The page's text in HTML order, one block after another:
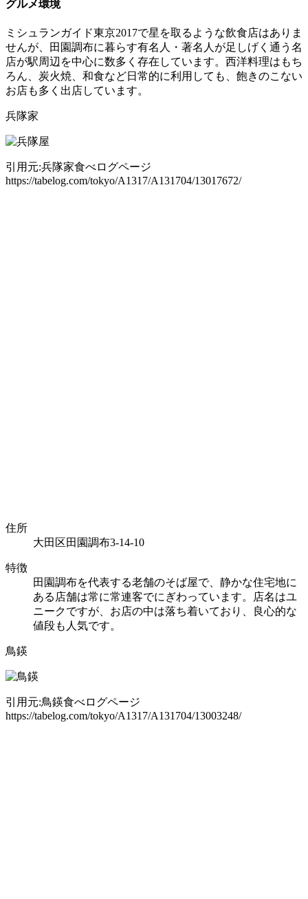
グルメ環境
ミシュランガイド東京2017で星を取るような飲食店はありま
せんが、田園調布に暮らす有名人・著名人が足しげく通う名
店が駅周辺を中心に数多く存在しています。西洋料理はもち
ろん、炭火焼、和食など日常的に利用しても、飽きのこない
お店も多く出店しています。
兵隊家
引用元:兵隊家食べログページ
https://tabelog.com/tokyo/A1317/A131704/13017672/
住所
大田区田園調布3-14-10
特徴
田園調布を代表する老舗のそば屋で、静かな住宅地に
ある店舗は常に常連客でにぎわっています。店名はユ
ニークですが、お店の中は落ち着いており、良心的な
値段も人気です。
鳥鍈
引用元:鳥鍈食べログページ
https://tabelog.com/tokyo/A1317/A131704/13003248/